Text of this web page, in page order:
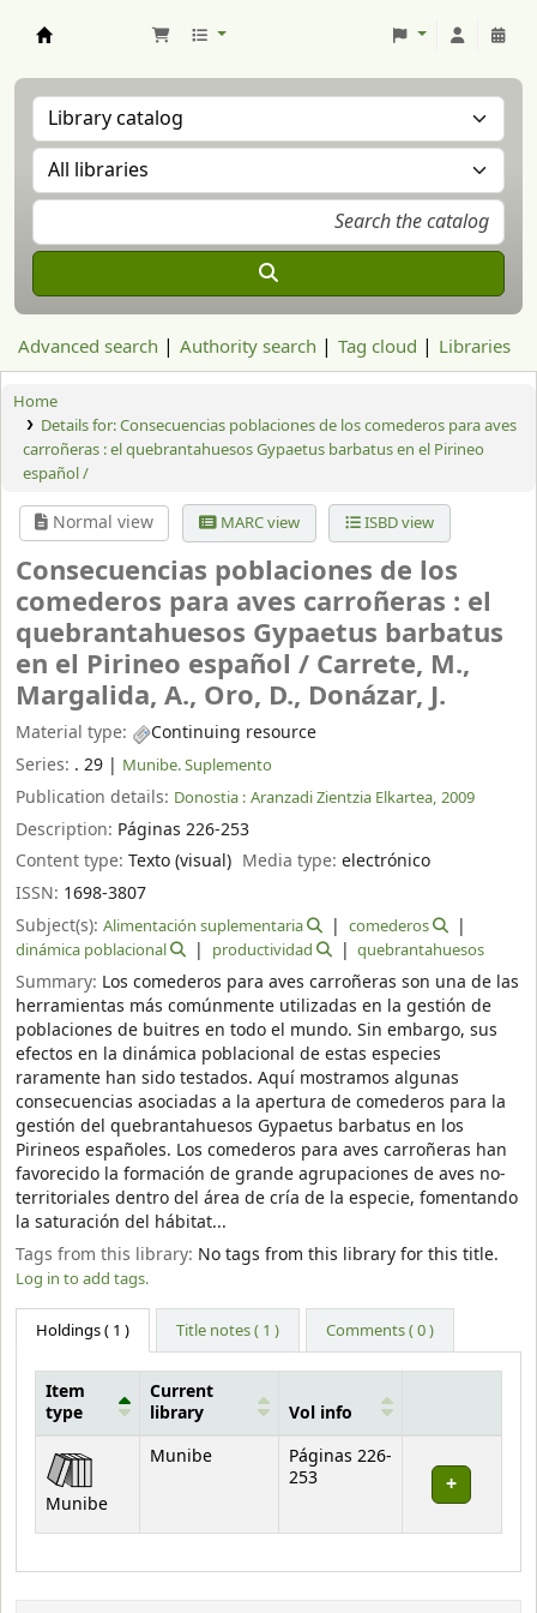
Advanced search Authority search Tag cloud Libraries
Home
Details for:Consecuencias poblaciones de los comederos para aves
carroñeras : el quebrantahuesos Gypaetus barbatus en el Pirineo
español /
Normal view MARC view ISBD view
Consecuencias poblaciones de los
comederos para aves carroñeras : el
quebrantahuesos Gypaetus barbatus
en el Pirineo español / Carrete, M.,
Margalida, A., Oro, D., Donázar, J.
Material type:
Continuing resource
Series: . 29 | Munibe. Suplemento
Publication details: Donostia : Aranzadi Zientzia Elkartea, 2009
Description: Páginas 226-253
Content type: Texto (visual) Media type:electrónico
ISSN: 1698-3807
Subject(s): Alimentación suplementaria
comederos
dinámica poblacional
productividad quebrantahuesos
Summary: Los comederos para aves carroñeras son una de las
herramientas más comúnmente utilizadas en la gestión de
poblaciones de buitres en todo el mundo. Sin embargo, sus
efectos en la dinámica poblacional de estas especies
raramente han sido testados. Aquí mostramos algunas
consecuencias asociadas a la apertura de comederos para la
gestión del quebrantahuesos Gypaetus barbatus en los
Pirineos españoles. Los comederos para aves carroñeras han
favorecido la formación de grande agrupaciones de aves no-
territoriales dentro del área de cría de la especie, fomentando
la saturación del hábitat...
Tags from this library: No tags from this library for this title.
Log in to add tags.
Holdings( 1 ) Title notes ( 1 ) Comments ( 0 )
Holdings
Item
type
Current
library
Vol info
Munibe
Munibe
Páginas 226-
253